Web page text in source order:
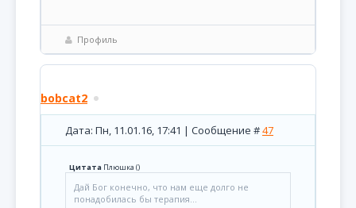
Профиль
bobcat2
Дата: Пн, 11.01.16, 17:41 | Сообщение #47
Цитата Плюшка ()
Дай Бог конечно, что нам еще долго не
понадобилась бы терапия...